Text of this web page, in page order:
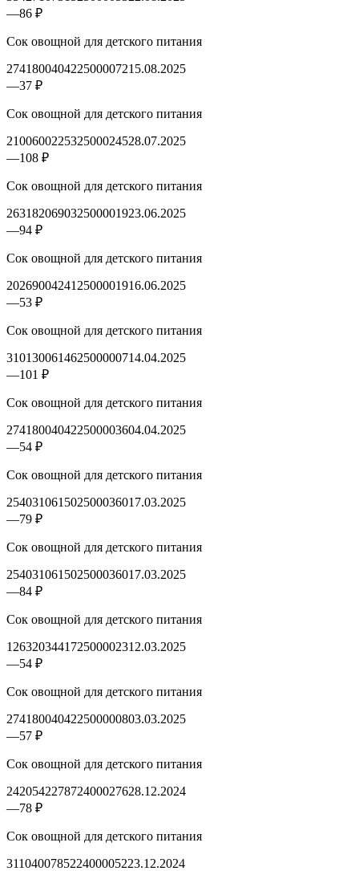
—86 ₽
Сок овощной для детского питания
274180040422500007215.08.2025
—37 ₽
Сок овощной для детского питания
210060022532500024528.07.2025
—108 ₽
Сок овощной для детского питания
263182069032500001923.06.2025
—94 ₽
Сок овощной для детского питания
202690042412500001916.06.2025
—53 ₽
Сок овощной для детского питания
310130061462500000714.04.2025
—101 ₽
Сок овощной для детского питания
274180040422500003604.04.2025
—54 ₽
Сок овощной для детского питания
254031061502500036017.03.2025
—79 ₽
Сок овощной для детского питания
254031061502500036017.03.2025
—84 ₽
Сок овощной для детского питания
126320344172500002312.03.2025
—54 ₽
Сок овощной для детского питания
274180040422500000803.03.2025
—57 ₽
Сок овощной для детского питания
242054227872400027628.12.2024
—78 ₽
Сок овощной для детского питания
311040078522400005223.12.2024